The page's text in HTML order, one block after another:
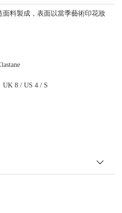
料製成，表面以當季藝術印花妝
UK 8 / US 4 / S